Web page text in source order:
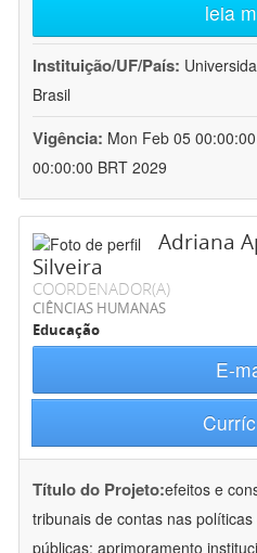
leia
Instituição/UF/País:
Brasil
Vigência: Mon Feb 05
00:00:00 BRT 2029
Adriana
Silveira
COORDENADOR(A)
CIÊNCIAS HUMANAS
Educação
E-
Título do Projeto:efeitos e
tribunais de contas nas
públicas: aprimoramento